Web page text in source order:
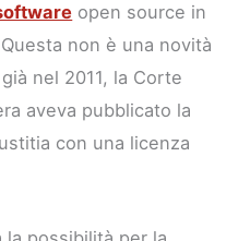
open source in
non è una novità
nel 2011, la Corte
aveva pubblicato la
con una licenza